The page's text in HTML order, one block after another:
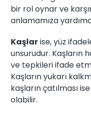
bir rol oynar ve
anlamamıza
Kaşlarise, yüz
unsurudur. Kaşların
ve tepkileri ifade
Kaşların yukarı
kaşların çatılması
olabilir.